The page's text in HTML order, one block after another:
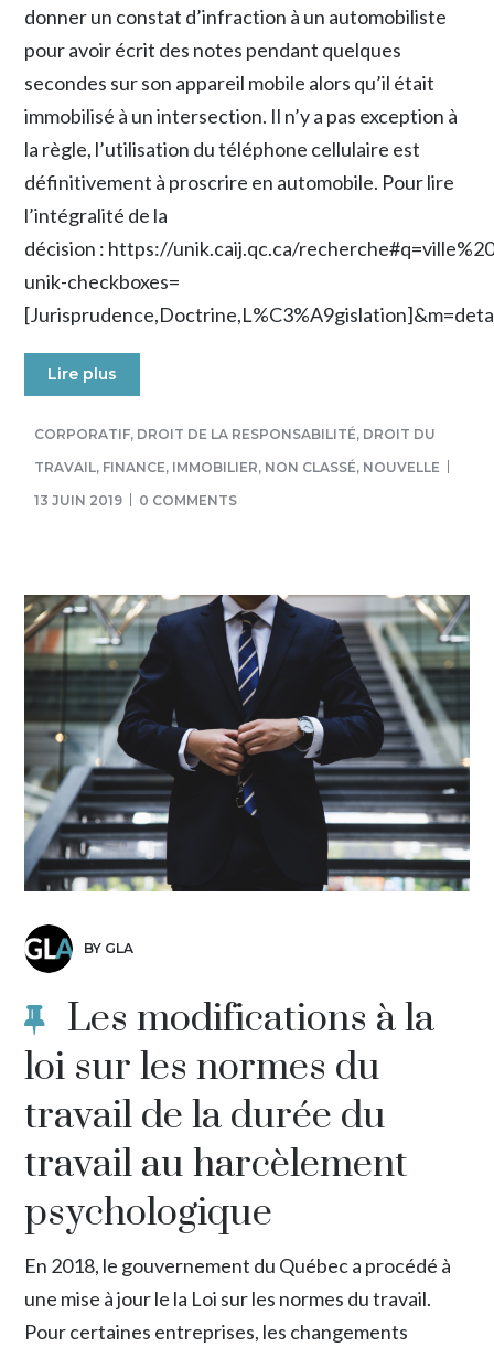
donner un constat d’infraction à un automobiliste
pour avoir écrit des notes pendant quelques
secondes sur son appareil mobile alors qu’il était
immobilisé à un intersection. Il n’y a pas exception à
la règle, l’utilisation du téléphone cellulaire est
définitivement à proscrire en automobile. Pour lire
l’intégralité de la
décision : https://unik.caij.qc.ca/
unik-checkboxes=
Lire plus
CORPORATIF, DROIT DE LA RESPONSABILITÉ, DROIT DU
TRAVAIL, FINANCE, IMMOBILIER, NON CLASSÉ, NOUVELLE
13 JUIN 2019
0 COMMENTS
BY GLA
Les modifications à la
loi sur les normes du
travail de la durée du
travail au harcèlement
psychologique
En 2018, le gouvernement du Québec a procédé à
une mise à jour le la Loi sur les normes du travail.
Pour certaines entreprises, les changements